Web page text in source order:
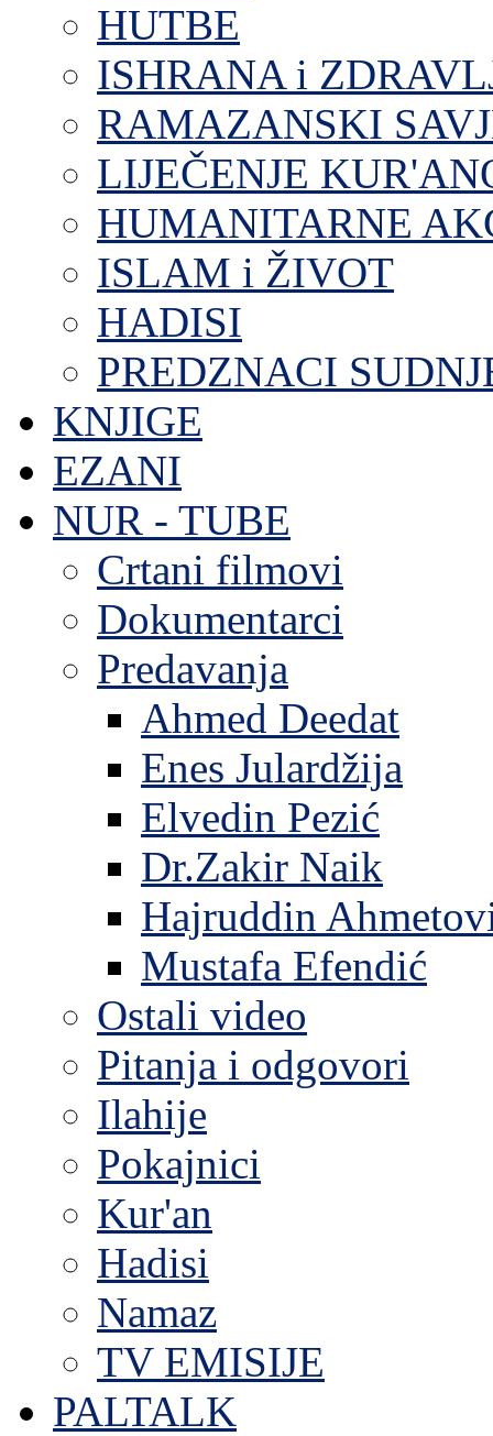
HUTBE
ISHRANA i
RAMAZANSKI
LIJEČENJE
HUMANITARNE
ISLAM i ŽIVOT
HADISI
PREDZNACI
KNJIGE
EZANI
NUR - TUBE
Crtani filmovi
Dokumentarci
Predavanja
Ahmed Deedat
Enes Julardžija
Elvedin Pezić
Dr.Zakir Naik
Hajruddin
Mustafa Efendić
Ostali video
Pitanja i odgovori
Ilahije
Pokajnici
Kur'an
Hadisi
Namaz
TV EMISIJE
PALTALK